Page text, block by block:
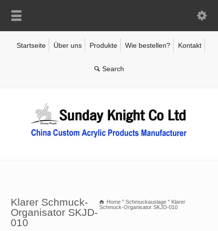
Startseite Über uns Produkte Wie bestellen? Kontakt
Klarer Schmuck-
Organisator SKJD-
010
Home " Schmuckauslage " Klarer
Schmuck-Organisator SKJD-010